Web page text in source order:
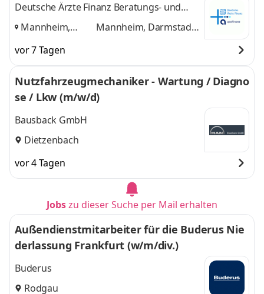
Deutsche Ärzte Finanz Beratungs- und
Vermittlungs AG
Mannheim,
Koblenz,
Mannheim, Darmstadt,
vor 7 Tagen
Nutzfahrzeugmechaniker - Wartung / Diagno
se / Lkw (m/w/d)
Bausback GmbH
Dietzenbach
vor 4 Tagen
Jobszu dieser Suche per Mail erhalten
Außendienstmitarbeiter für die Buderus Nie
derlassung Frankfurt (w/m/div.)
Buderus
Rodgau